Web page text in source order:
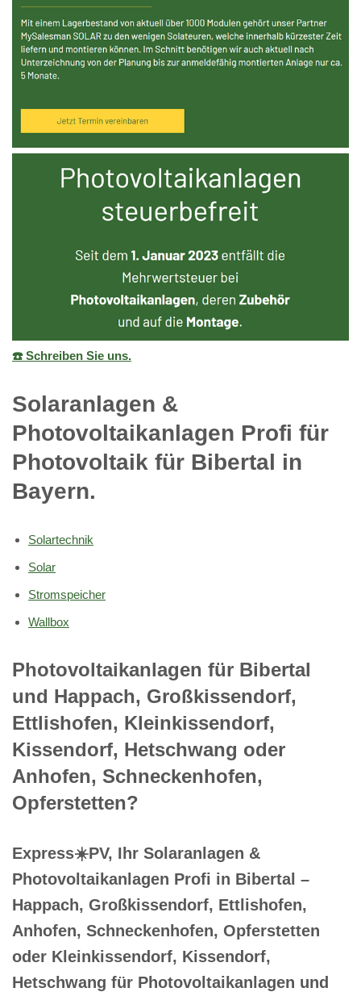
☎️ Schreiben Sie uns.
Solaranlagen &
Photovoltaikanlagen Profi für
Photovoltaik für Bibertal in
Bayern.
Solartechnik
Solar
Stromspeicher
Wallbox
Photovoltaikanlagen für Bibertal
und Happach, Großkissendorf,
Ettlishofen, Kleinkissendorf,
Kissendorf, Hetschwang oder
Anhofen, Schneckenhofen,
Opferstetten?
Express☀️PV️, Ihr Solaranlagen &
Photovoltaikanlagen Profi in Bibertal –
Happach, Großkissendorf, Ettlishofen,
Anhofen, Schneckenhofen, Opferstetten
oder Kleinkissendorf, Kissendorf,
Hetschwang für Photovoltaikanlagen und